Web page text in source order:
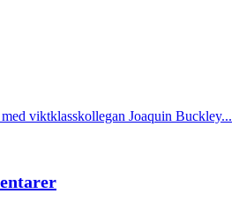
viktklasskollegan Joaquin Buckley...